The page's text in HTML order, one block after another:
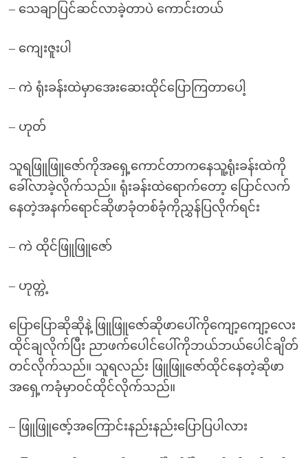
– သေချာပြင်ဆင်လာခဲ့တာပဲ ကောင်းတယ်
– ကျေးဇူးပါ
– ကဲ ရုံးခန်းထဲမှာအေးဆေးထိုင်ပြောကြတာပေါ့
– ဟုတ်
သူရဖြူဖြူဇော်ကိုအရှေ့ကောင်တာကနေသူ့ရုံးခန်းထဲကို
ခေါ်လာခဲ့လိုက်သည်။ ရုံးခန်းထဲရောက်တော့ ပြောင်လက်
နေတဲ့အနက်ရောင်ဆိုဖာခုံတစ်ခုံကိုညွှန်ပြလိုက်ရင်း
– ကဲ ထိုင်ဖြူဖြူဇော်
– ဟုတ္ကဲ့
ပြောပြောဆိုဆိုနဲ့ ဖြူဖြူဇော်ဆိုဖာပေါ်ကိုကျော့ကျော့လေး
ထိုင်ချလိုက်ပြီး ညာဖက်ပေါင်ပေါ်ကိုဘယ်ဘယ်ပေါင်ချိတ်
တင်လိုက်သည်။ သူရလည်း ဖြူဖြူဇော်ထိုင်နေတဲ့ဆိုဖာ
အရှေ့ကခုံမှာဝင်ထိုင်လိုက်သည်။
– ဖြူဖြူဇော့်အကြောင်းနည်းနည်းပြောပြပါလား